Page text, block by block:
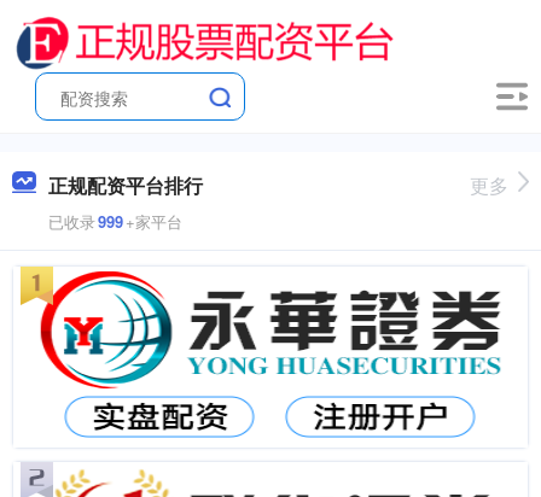
正规配资平台排行
已收录999+家平台
更多